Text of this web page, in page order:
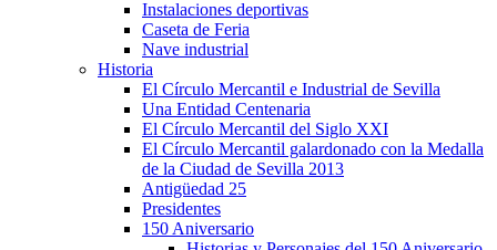
Instalaciones deportivas
Caseta de Feria
Nave industrial
Historia
El Círculo Mercantil e Industrial de Sevilla
Una Entidad Centenaria
El Círculo Mercantil del Siglo XXI
El Círculo Mercantil galardonado con la Medalla
de la Ciudad de Sevilla 2013
Antigüedad 25
Presidentes
150 Aniversario